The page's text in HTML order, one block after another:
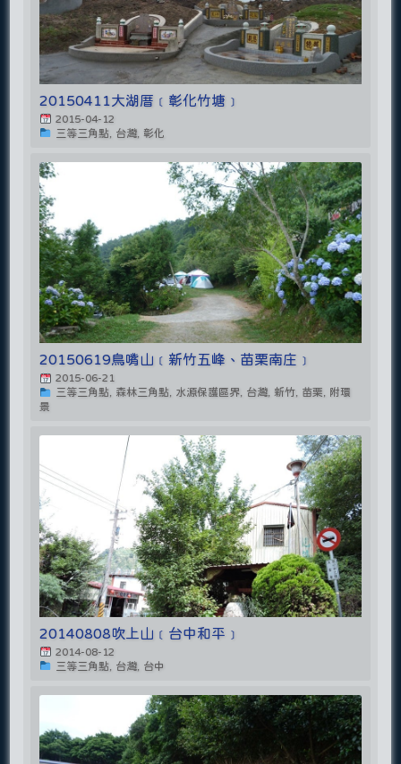
20150411大湖厝﹝彰化竹塘﹞
2015-04-12
三等三角點, 台灣, 彰化
20150619鳥嘴山﹝新竹五峰、苗栗南庄﹞
2015-06-21
三等三角點, 森林三角點, 水源保護區界, 台灣, 新竹, 苗栗, 附環
景
20140808吹上山﹝台中和平﹞
2014-08-12
三等三角點, 台灣, 台中